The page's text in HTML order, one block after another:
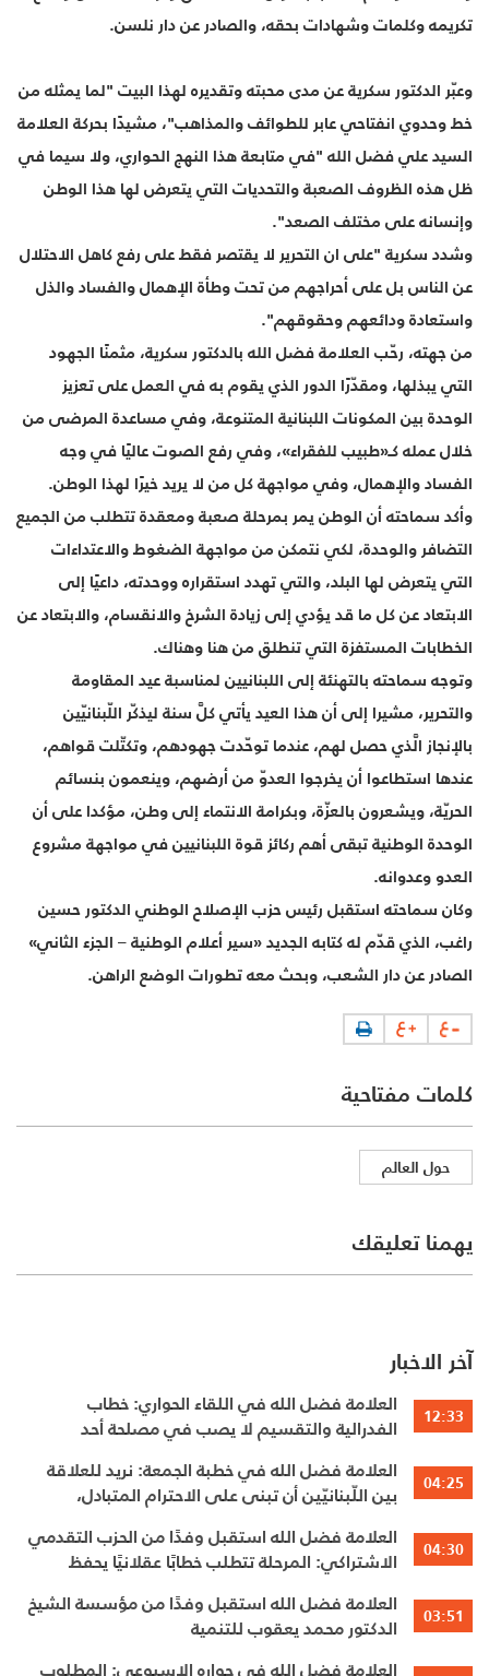
تكريمه وكلمات وشهادات بحقه، والصادر عن دار نلسن.
وعبّر الدكتور سكرية عن مدى محبته وتقديره لهذا البيت "لما يمثله من
خط وحدوي انفتاحي عابر للطوائف والمذاهب"، مشيدًا بحركة العلامة
السيد علي فضل الله "في متابعة هذا النهج الحواري، ولا سيما في
ظل هذه الظروف الصعبة والتحديات التي يتعرض لها هذا الوطن
وإنسانه على مختلف الصعد".
وشدد سكرية "على ان التحرير لا يقتصر فقط على رفع كاهل الاحتلال
عن الناس بل على أحراجهم من تحت وطأة الإهمال والفساد والذل
واستعادة ودائعهم وحقوقهم".
من جهته، رحّب العلامة فضل الله بالدكتور سكرية، مثمنًا الجهود
التي يبذلها، ومقدّرًا الدور الذي يقوم به في العمل على تعزيز
الوحدة بين المكونات اللبنانية المتنوعة، وفي مساعدة المرضى من
خلال عمله كـ«طبيب للفقراء»، وفي رفع الصوت عاليًا في وجه
الفساد والإهمال، وفي مواجهة كل من لا يريد خيرًا لهذا الوطن.
وأكد سماحته أن الوطن يمر بمرحلة صعبة ومعقدة تتطلب من الجميع
التضافر والوحدة، لكي نتمكن من مواجهة الضغوط والاعتداءات
التي يتعرض لها البلد، والتي تهدد استقراره ووحدته، داعيًا إلى
الابتعاد عن كل ما قد يؤدي إلى زيادة الشرخ والانقسام، والابتعاد عن
الخطابات المستفزة التي تنطلق من هنا وهناك.
وتوجه سماحته بالتهنئة إلى اللبنانيين لمناسبة عيد المقاومة
والتحرير، مشيرا إلى أن هذا العيد يأتي كلَّ سنة ليذكّر اللّبنانيّين
بالإنجاز الَّذي حصل لهم، عندما توحّدت جهودهم، وتكتّلت قواهم،
عندها استطاعوا أن يخرجوا العدوّ من أرضهم، وينعمون بنسائم
الحريّة، ويشعرون بالعزّة، وبكرامة الانتماء إلى وطن، مؤكدا على أن
الوحدة الوطنية تبقى أهم ركائز قوة اللبنانيين في مواجهة مشروع
العدو وعدوانه.
وكان سماحته استقبل رئيس حزب الإصلاح الوطني الدكتور حسين
راغب، الذي قدّم له كتابه الجديد «سير أعلام الوطنية – الجزء الثاني»
الصادر عن دار الشعب، وبحث معه تطورات الوضع الراهن.
كلمات مفتاحية
حول العالم
يهمنا تعليقك
آخر الاخبار
12:33
العلامة فضل الله في اللقاء الحواري: خطاب
الفدرالية والتقسيم لا يصب في مصلحة أحد
04:25
العلامة فضل الله في خطبة الجمعة: نريد للعلاقة
بين اللّبنانيّين أن تبنى على الاحترام المتبادل،
04:30
العلامة فضل الله استقبل وفدًا من الحزب التقدمي
الاشتراكي: المرحلة تتطلب خطابًا عقلانيًا يحفظ
03:51
العلامة فضل الله استقبل وفدًا من مؤسسة الشيخ
الدكتور محمد يعقوب للتنمية
العلامة فضل الله في حواره الاسبوعي: المطلوب